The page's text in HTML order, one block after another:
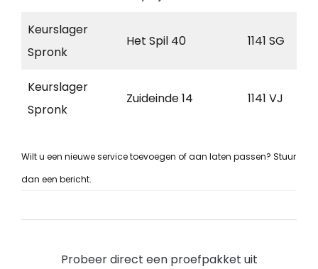
Keurslager
Spronk
Het Spil 40 1141 SG
Keurslager
Spronk
Zuideinde 14 1141 VJ
Wilt u een nieuwe service toevoegen of aan laten passen? Stuur
dan een bericht.
Probeer direct een proefpakket uit